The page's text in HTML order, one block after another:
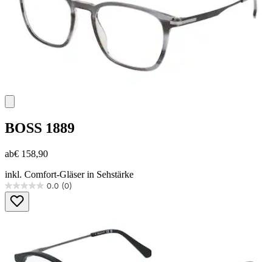
BOSS 1889
ab€ 158,90
inkl. Comfort-Gläser in Sehstärke
0.0 (0)
0.0
von
5